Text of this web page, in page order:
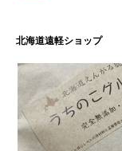
北海道遠軽ショップ